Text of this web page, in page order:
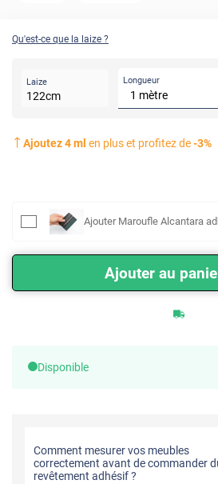
Qu'est-ce que la laize ?
Laize
122cm
Longueur
Ajoutez4ml en plus et profitez de-3%
Ajouter Maroufle Alcantara
Ajouter au
Disponible
Comment mesurer vos meubles
correctement avant de commander
revêtement adhésif ?